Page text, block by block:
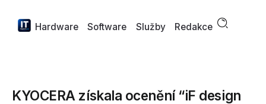
Hardware Software Služby Redakce
KYOCERA získala ocenění “iF design